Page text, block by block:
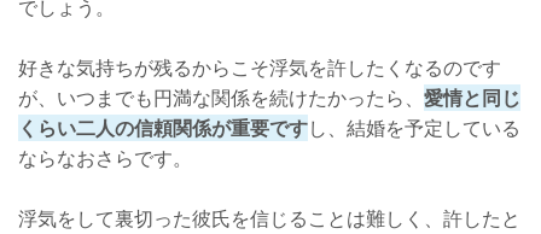
でしょう。
好きな気持ちが残るからこそ浮気を許したくなるのです
が、いつまでも円満な関係を続けたかったら、 愛情と同じ
くらい二人の信頼関係が重要ですし、結婚を予定している
ならなおさらです。
浮気をして裏切った彼氏を信じることは難しく、許したと